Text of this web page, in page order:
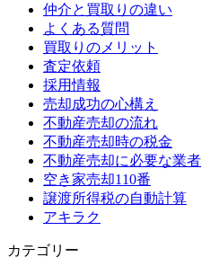
仲介と買取りの違い
よくある質問
買取りのメリット
査定依頼
採用情報
売却成功の心構え
不動産売却の流れ
不動産売却時の税金
不動産売却に必要な業者
空き家売却110番
譲渡所得税の自動計算
アキラク
カテゴリー